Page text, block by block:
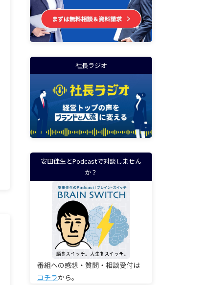
社長ラジオ
安田佳生とPodcastで対談しません
か？
番組への感想・質問・相談受付は
コチラから。